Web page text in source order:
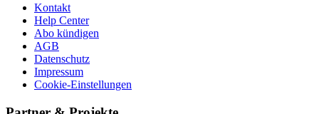
Kontakt
Help Center
Abo kündigen
AGB
Datenschutz
Impressum
Cookie-Einstellungen